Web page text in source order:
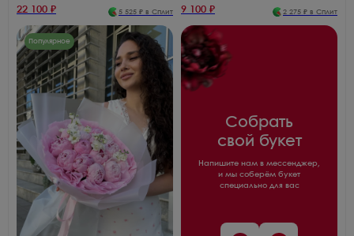
22 100 ₽ 5 525 ₽ в Сплит 9 100 ₽ 2 275 ₽ в Сплит
Популярное
Собрать
свой букет
Напишите нам в мессенджер,
и мы соберём букет
специально для вас